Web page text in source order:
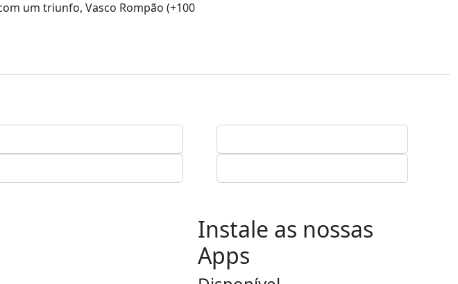
um triunfo, Vasco Rompão (+100
Instale as nossas
Apps